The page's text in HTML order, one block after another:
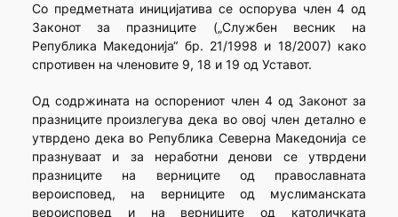
Со предметната иницијатива се оспорува член 4 од
Законот за празниците („Службен весник на
Република Македонија“ бр. 21/1998 и 18/2007) како
спротивен на членовите 9, 18 и 19 од Уставот.
Од содржината на оспорениот член 4 од Законот за
празниците произлегува дека во овој член детално е
утврдено дека во Република Северна Македонија се
празнуваат и за неработни денови се утврдени
празниците на верниците од православната
вероисповед, на верниците од муслиманската
вероисповед и на верниците од католичката